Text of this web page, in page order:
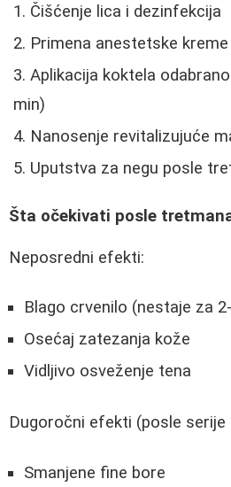
Čišćenje lica i dezinfekcija
Primena anestetske
Aplikacija koktela
min)
Nanosenje revitalizujuće
Uputstva za negu posle
Šta očekivati posle
Neposredni efekti:
Blago crvenilo (nestaje za
Osećaj zatezanja kože
Vidljivo osveženje tena
Dugoročni efekti (posle serije
Smanjene fine bore